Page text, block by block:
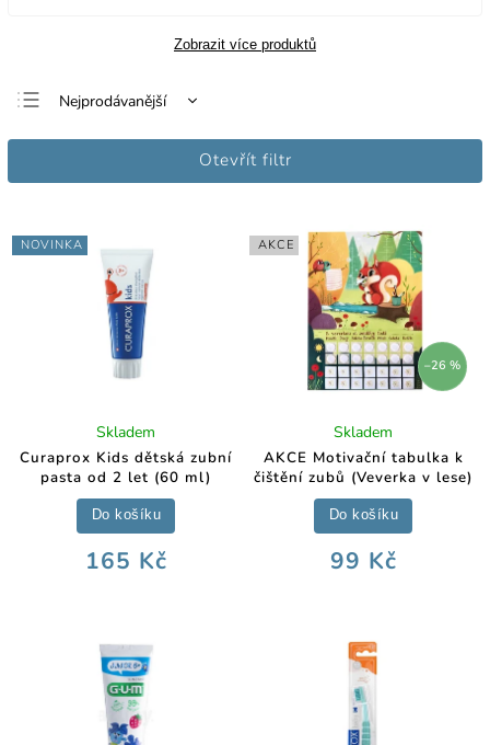
Zobrazit více produktů
Nejprodávanější
Nejlevnější
Otevřít filtr
NOVINKA
Curaprox Kids dětská zubní
pasta od 2 let (60 ml)
Skladem
165 Kč
Do košíku
AKCE
–26 %
AKCE Motivační tabulka k
čištění zubů (Veverka v lese)
Skladem
99 Kč
Do košíku